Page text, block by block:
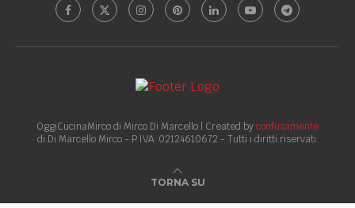
OggiCucinaMirco di Mirco Di Marcello | Created byconfusamente
di Di Marcello Mirco - P.IVA: 02124610672 - Tutti i diritti riservati.
TORNA SU